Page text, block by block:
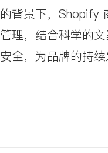
背景下，Shopify
理，结合科学的
全，为品牌的持